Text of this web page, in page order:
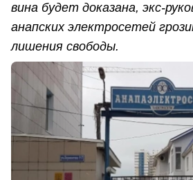
вина будет доказана, экс-
анапских электросетей
лишения свободы.